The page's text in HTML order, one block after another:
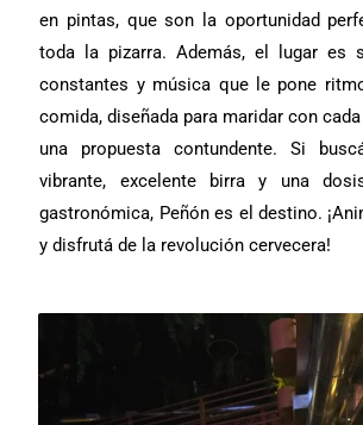
en pintas, que son la oportunidad
toda la pizarra. Además, el lugar es
constantes y música que le pone
comida, diseñada para maridar con
una propuesta contundente. Si
vibrante, excelente birra y una
gastronómica, Peñón es el destino.
y disfrutá de la revolución cervecera!